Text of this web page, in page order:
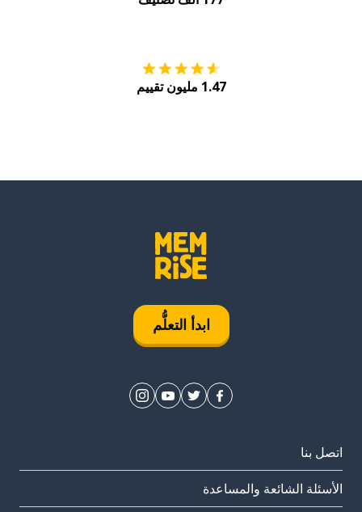
1.47 مليون تقييم
ابدأ التعلُّم
اتصل بنا
الأسئلة الشائعة والمساعدة